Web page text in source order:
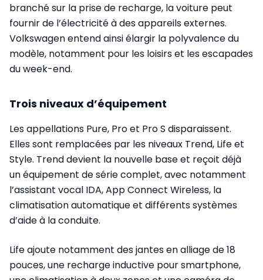
branché sur la prise de recharge, la voiture peut
fournir de l’électricité à des appareils externes.
Volkswagen entend ainsi élargir la polyvalence du
modèle, notamment pour les loisirs et les escapades
du week-end.
Trois niveaux d’équipement
Les appellations Pure, Pro et Pro S disparaissent.
Elles sont remplacées par les niveaux Trend, Life et
Style. Trend devient la nouvelle base et reçoit déjà
un équipement de série complet, avec notamment
l’assistant vocal IDA, App Connect Wireless, la
climatisation automatique et différents systèmes
d’aide à la conduite.
Life ajoute notamment des jantes en alliage de 18
pouces, une recharge inductive pour smartphone,